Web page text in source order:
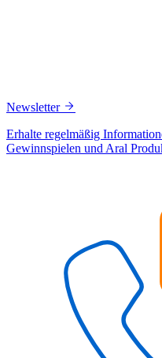
Newsletter
Erhalte regelmäßig
Gewinnspielen und Aral